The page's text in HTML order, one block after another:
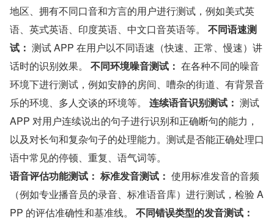
地区、拥有不同口音和方言的用户进行测试，例如美式英
语、英式英语、印度英语、中文口音英语等。 不同语速测
试： 测试 APP 在用户以不同语速（快速、正常、慢速）讲
话时的识别效果。 不同环境噪音测试： 在各种不同的噪音
环境下进行测试，例如安静的房间、嘈杂的街道、有背景音
乐的环境、多人交谈的环境等。 连续语音识别测试： 测试
APP 对用户连续说出的句子进行识别和正确断句的能力，
以及对长句和复杂句子的处理能力。测试是否能正确处理口
语中常见的停顿、重复、语气词等。
语音评估功能测试： 标准发音测试： 使用标准发音的音频
（例如专业播音员的录音、标准语音库）进行测试，检验 A
PP 的评估准确性和基准线。 不同错误类型的发音测试：